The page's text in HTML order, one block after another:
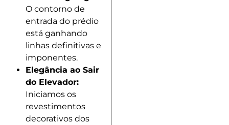
O contorno de
entrada do prédio
está ganhando
linhas definitivas e
imponentes.
Elegância ao Sair
do Elevador:
Iniciamos os
revestimentos
decorativos dos